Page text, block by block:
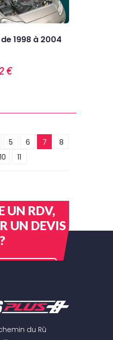
de 1998 à 2004
€
5 6 7
8
10 11
UN RDV,
UN DEVIS
?
du Rû